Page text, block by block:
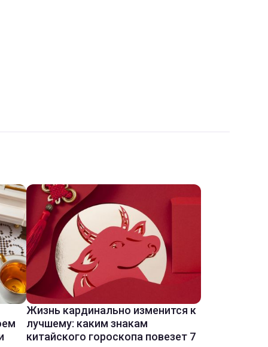
Жизнь кардинально изменится к
лучшему: каким знакам
китайского гороскопа повезет 7